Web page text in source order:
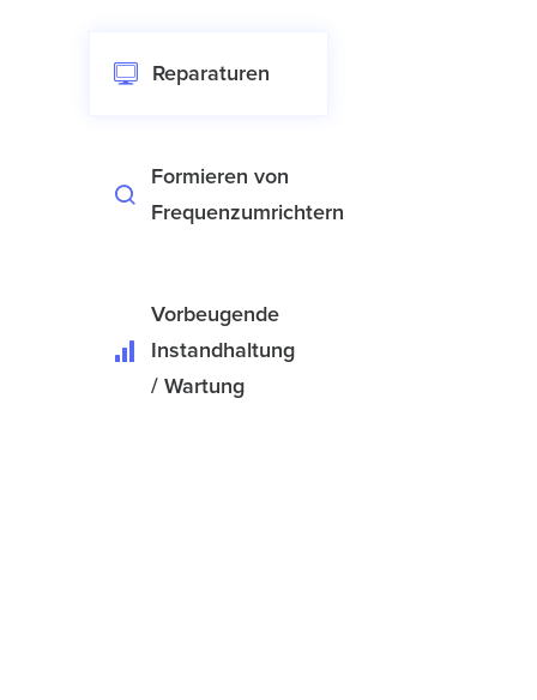
Reparaturen
Formieren von
Frequenzumrichtern
Vorbeugende
Instandhaltung
/ Wartung